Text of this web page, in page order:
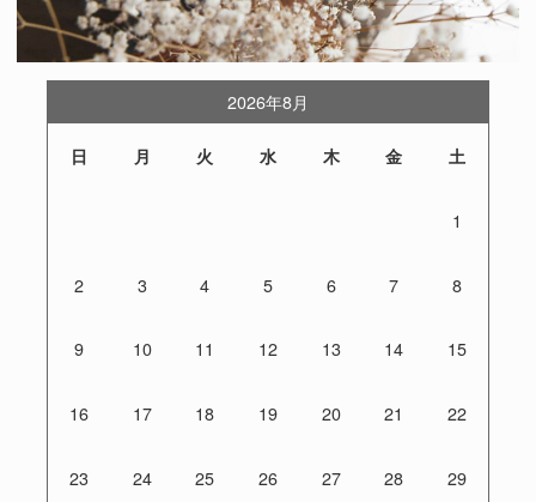
2026年8月
日 月 火 水 木 金 土
1
2 3 4 5 6 7 8
9 10 11 12 13 14 15
16 17 18 19 20 21 22
23 24 25 26 27 28 29